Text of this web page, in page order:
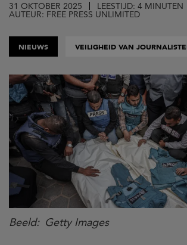
31 OKTOBER 2025 LEESTIJD: 4 MINUTEN
AUTEUR: FREE PRESS UNLIMITED
NIEUWS VEILIGHEID VAN
Beeld Getty Images